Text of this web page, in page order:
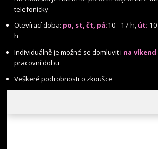
telefonicky
Otevírací doba: po, st, čt, pá:10 - 17 h, út:
h
Individuálně je možné se domluvit i na víkend
pracovní dobu
Veškerépodrobnosti o zkoušce